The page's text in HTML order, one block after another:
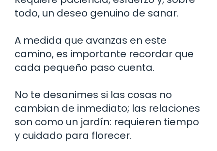
todo, un deseo genuino de sanar.
A medida que avanzas en este
camino, es importante recordar que
cada pequeño paso cuenta.
No te desanimes si las cosas no
cambian de inmediato; las relaciones
son como un jardín: requieren tiempo
y cuidado para florecer.